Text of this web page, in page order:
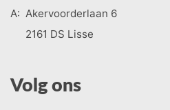
A: Akervoorderlaan 6
2161 DS Lisse
Volg ons